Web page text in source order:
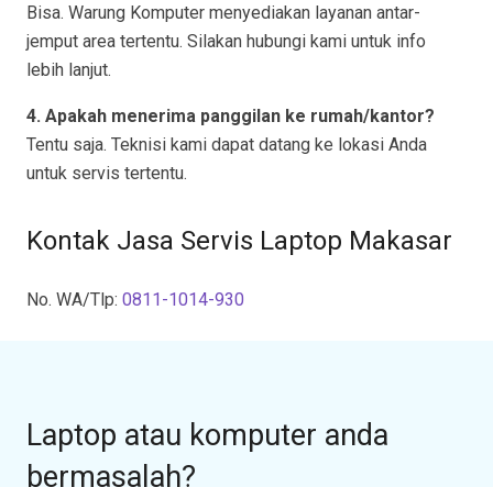
Bisa. Warung Komputer menyediakan layanan antar-
jemput area tertentu. Silakan hubungi kami untuk info
lebih lanjut.
4. Apakah menerima panggilan ke rumah/kantor?
Tentu saja. Teknisi kami dapat datang ke lokasi Anda
untuk servis tertentu.
Kontak Jasa Servis Laptop Makasar
No. WA/Tlp: 0811-1014-930
Laptop atau komputer anda
bermasalah?